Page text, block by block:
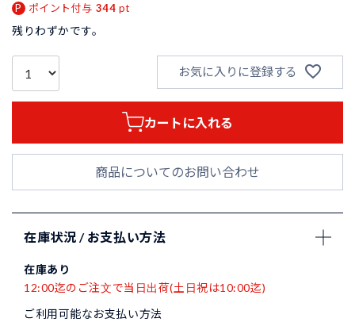
ポイント付与 344 pt
残りわずかです。
お気に入りに登録する
カートに入れる
商品についてのお問い合わせ
在庫状況 / お支払い方法
在庫あり
12:00迄のご注文で当日出荷(土日祝は10:00迄)
ご利用可能なお支払い方法